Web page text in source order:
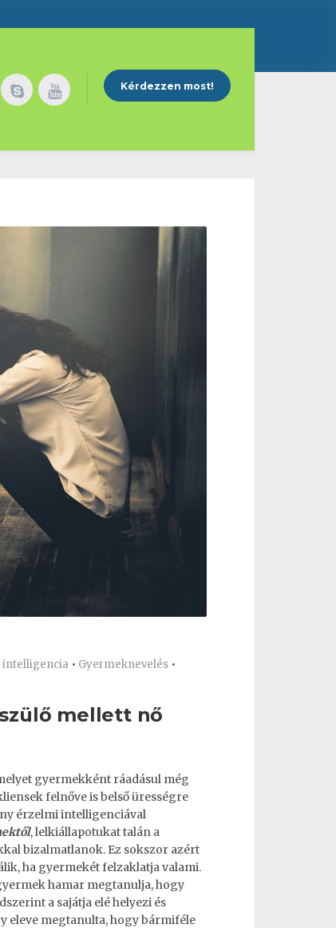
Kérdezzen most!
intelligencia • Gyermeknevelés •
mellett nő
gyermekként ráadásul még
felnőve is belső ürességre
érzelmi intelligenciával
, lelkiállapotukat talán a
bizalmatlanok. Ez sokszor azért
ha gyermekét felzaklatja valami.
hamar megtanulja, hogy
a sajátja elé helyezi és
eleve megtanulta, hogy bármiféle